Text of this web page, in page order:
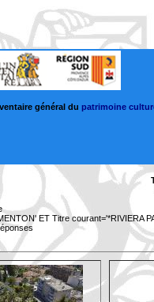
général du patrimoine
ET Titre courant='*RIVIERA